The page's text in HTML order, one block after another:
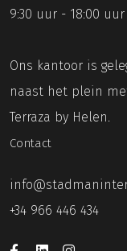
9:30 uur - 18:00
Ons kantoor is
naast het plein
Terraza by Helen.
Contact
+34 966 446 434